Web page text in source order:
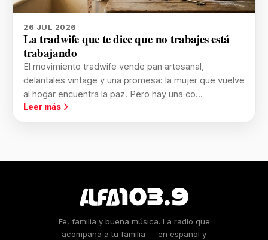
26 JUL 2026
La tradwife que te dice que no trabajes está
trabajando
El movimiento tradwife vende pan artesanal,
delantales vintage y una promesa: la mujer que vuelve
al hogar encuentra la paz. Pero hay una co...
Leer más
Fe, familia y buena música. La radio que
acompaña a tu familia — en español y